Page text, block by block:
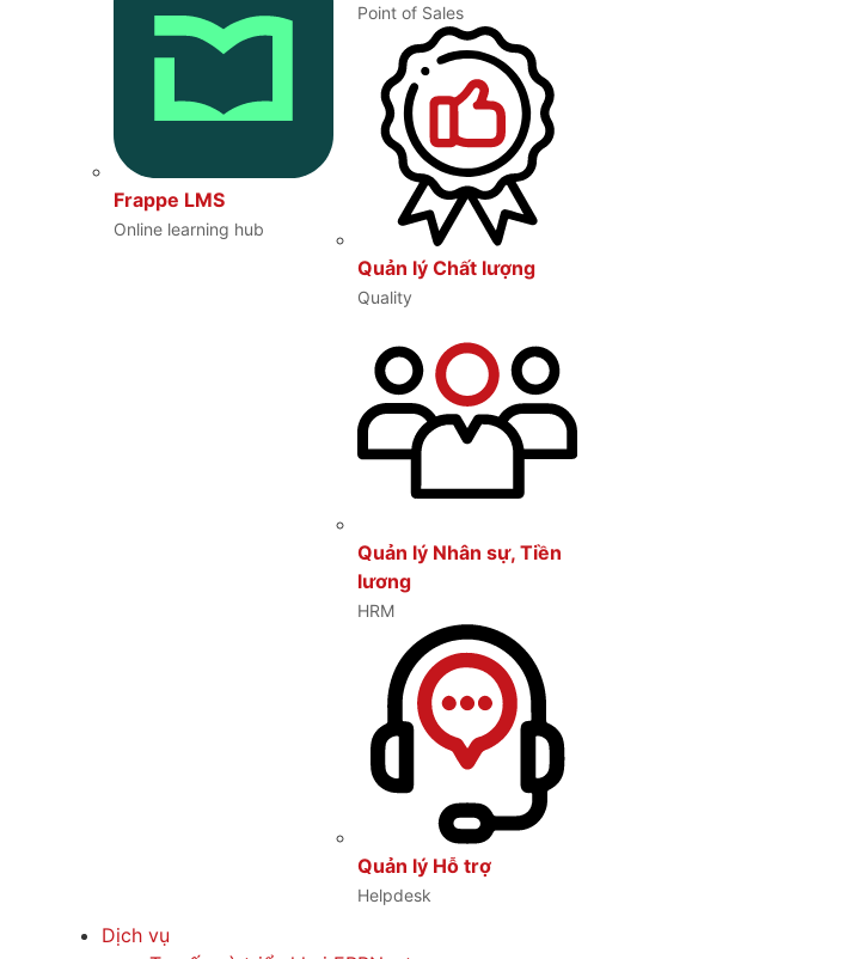
Frappe LMS
Online learning hub
Point of Sales
Quản lý Chất lượng
Quality
Quản lý Nhân sự, Tiền
lương
HRM
Quản lý Hỗ trợ
Helpdesk
Dịch vụ